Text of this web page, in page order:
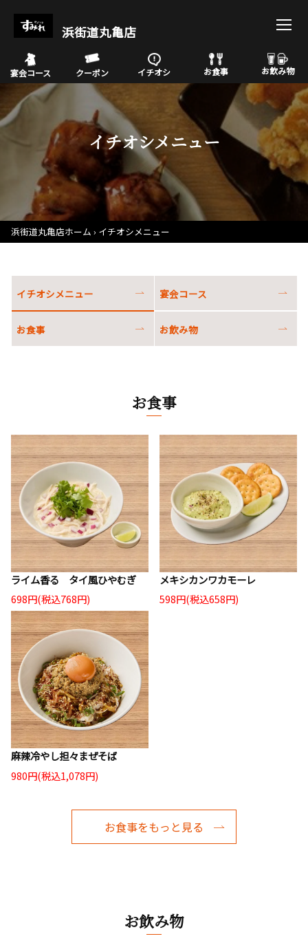
浜街道丸亀店
宴会コース クーポン イチオシ お食事 お飲み物
イチオシメニュー
浜街道丸亀店ホーム イチオシメニュー
イチオシメニュー 宴会コース
お食事 お飲み物
お食事
ライム香る タイ風ひやむぎ
698円(税込768円)
メキシカンワカモーレ
598円(税込658円)
麻辣冷やし担々まぜそば
980円(税込1,078円)
お食事をもっと見る
お飲み物